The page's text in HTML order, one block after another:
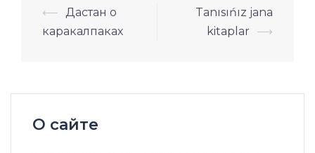
Навигация
по
⟵ Дастан о
каракалпаках
Tanısıńız jana
kitaplar
⟶
О сайте